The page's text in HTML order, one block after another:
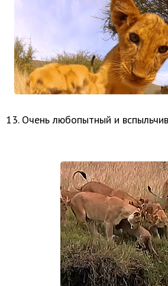
13. Очень любопытный и